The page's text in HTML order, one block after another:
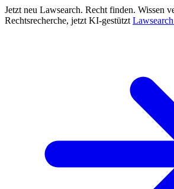
Jetzt neu Lawsearch. Recht finden. Wissen
Rechtsrecherche, jetzt KI-gestützt